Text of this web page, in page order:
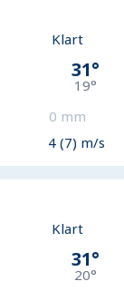
Klart
31°
19°
0 mm
4 (7) m/s
Klart
31°
20°